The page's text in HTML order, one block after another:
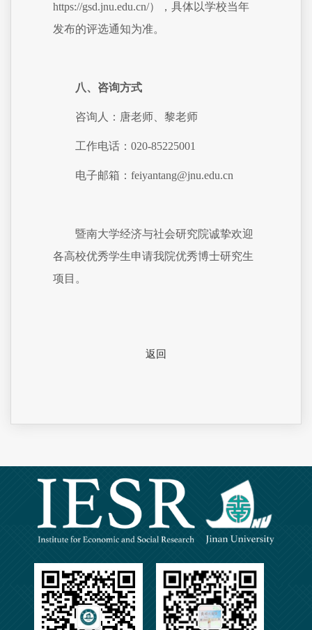
https://gsd.jnu.edu.cn/），具体以学校当年
发布的评选通知为准。
八、咨询方式
咨询人：唐老师、黎老师
工作电话：020-85225001
电子邮箱：feiyantang@jnu.edu.cn
暨南大学经济与社会研究院诚挚欢迎
各高校优秀学生申请我院优秀博士研究生
项目。
返回